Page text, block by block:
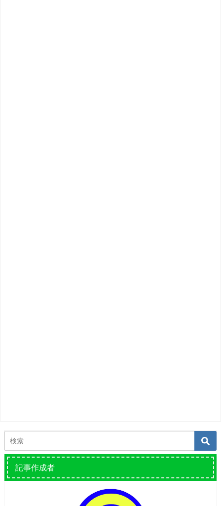
記事作成者